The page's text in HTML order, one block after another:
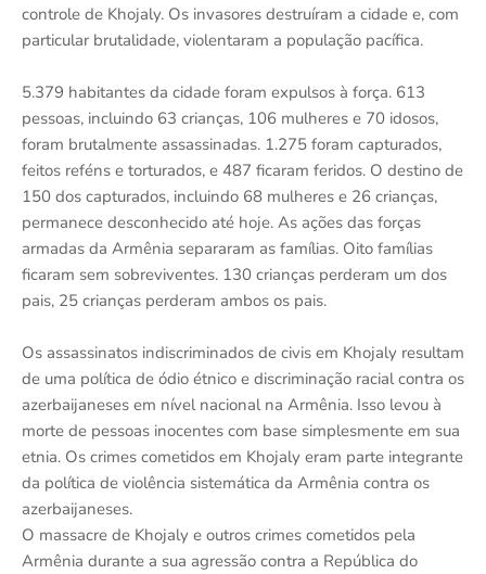
controle de Khojaly. Os invasores destruíram a cidade e, com
particular brutalidade, violentaram a população pacífica.
5.379 habitantes da cidade foram expulsos à força. 613
pessoas, incluindo 63 crianças, 106 mulheres e 70 idosos,
foram brutalmente assassinadas. 1.275 foram capturados,
feitos reféns e torturados, e 487 ficaram feridos. O destino de
150 dos capturados, incluindo 68 mulheres e 26 crianças,
permanece desconhecido até hoje. As ações das forças
armadas da Armênia separaram as famílias. Oito famílias
ficaram sem sobreviventes. 130 crianças perderam um dos
pais, 25 crianças perderam ambos os pais.
Os assassinatos indiscriminados de civis em Khojaly resultam
de uma política de ódio étnico e discriminação racial contra os
azerbaijaneses em nível nacional na Armênia. Isso levou à
morte de pessoas inocentes com base simplesmente em sua
etnia. Os crimes cometidos em Khojaly eram parte integrante
da política de violência sistemática da Armênia contra os
azerbaijaneses.
O massacre de Khojaly e outros crimes cometidos pela
Armênia durante a sua agressão contra a República do